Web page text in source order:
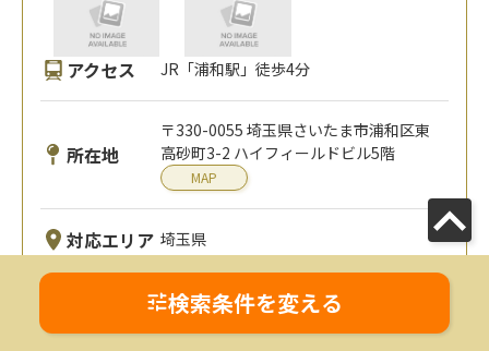
アクセス JR「浦和駅」徒歩4分
所在地
〒330-0055 埼玉県さいたま市浦和区東
高砂町3-2 ハイフィールドビル5階
MAP
対応エリア 埼玉県
事務所の詳細を見る
検索条件を変える